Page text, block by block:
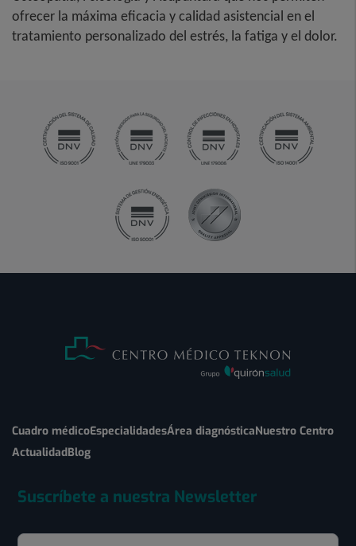
ofrecer la máxima eficacia y calidad asistencial en el
tratamiento personalizado del estrés, la fatiga y el dolor.
Cuadro médicoEspecialidadesÁrea diagnósticaNuestro Centro
ActualidadBlog
Suscríbete a nuestra Newsletter